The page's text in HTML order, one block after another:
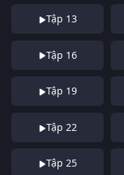
Tập 13
Tập 16
Tập 19
Tập 22
Tập 25